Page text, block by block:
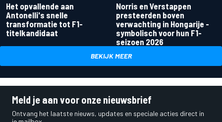
Het opvallende aan
Antonelli's snelle
transformatie tot F1-
titelkandidaat
Norris en Verstappen
presteerden boven
verwachting in Hongarije -
symbolisch voor hun F1-
seizoen 2026
BEKIJK MEER
Meld je aan voor onze nieuwsbrief
Ontvang het laatste nieuws, updates en speciale acties direct in